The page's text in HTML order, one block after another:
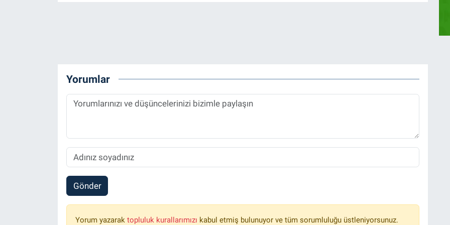
Yorumlar
Gönder
Yorum yazarak topluluk kurallarımızı kabul etmiş bulunuyor ve tüm sorumluluğu üstleniyorsunuz.